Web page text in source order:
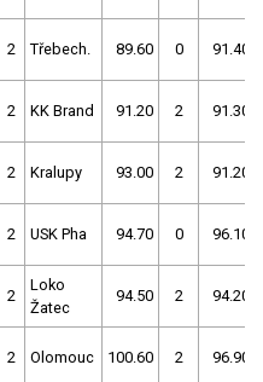
2 Třebech. 89.60 0 91.40
2 KK Brand 91.20 2 91.30
2 Kralupy 93.00 2 91.20
2 USK Pha 94.70 0 96.10
2
Loko
Žatec
94.50 2 94.20
2 Olomouc 100.60 2 96.90